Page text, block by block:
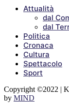
Attualità
dal
dal
Politica
Cronaca
Cultura
Spettacolo
Sport
Copyright ©2022 |
by MIND